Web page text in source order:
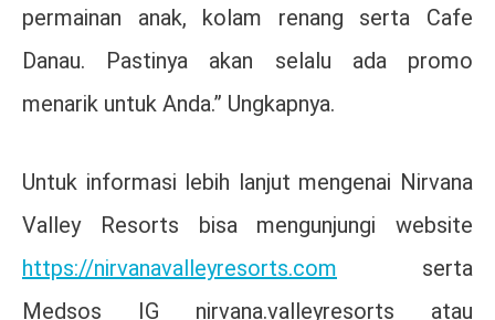
permainan anak, kolam renang serta Cafe
Danau. Pastinya akan selalu ada promo
menarik untuk Anda.” Ungkapnya.
Untuk informasi lebih lanjut mengenai Nirvana
Valley Resorts bisa mengunjungi website
https://nirvanavalleyresorts.com serta
Medsos IG nirvana.valleyresorts atau